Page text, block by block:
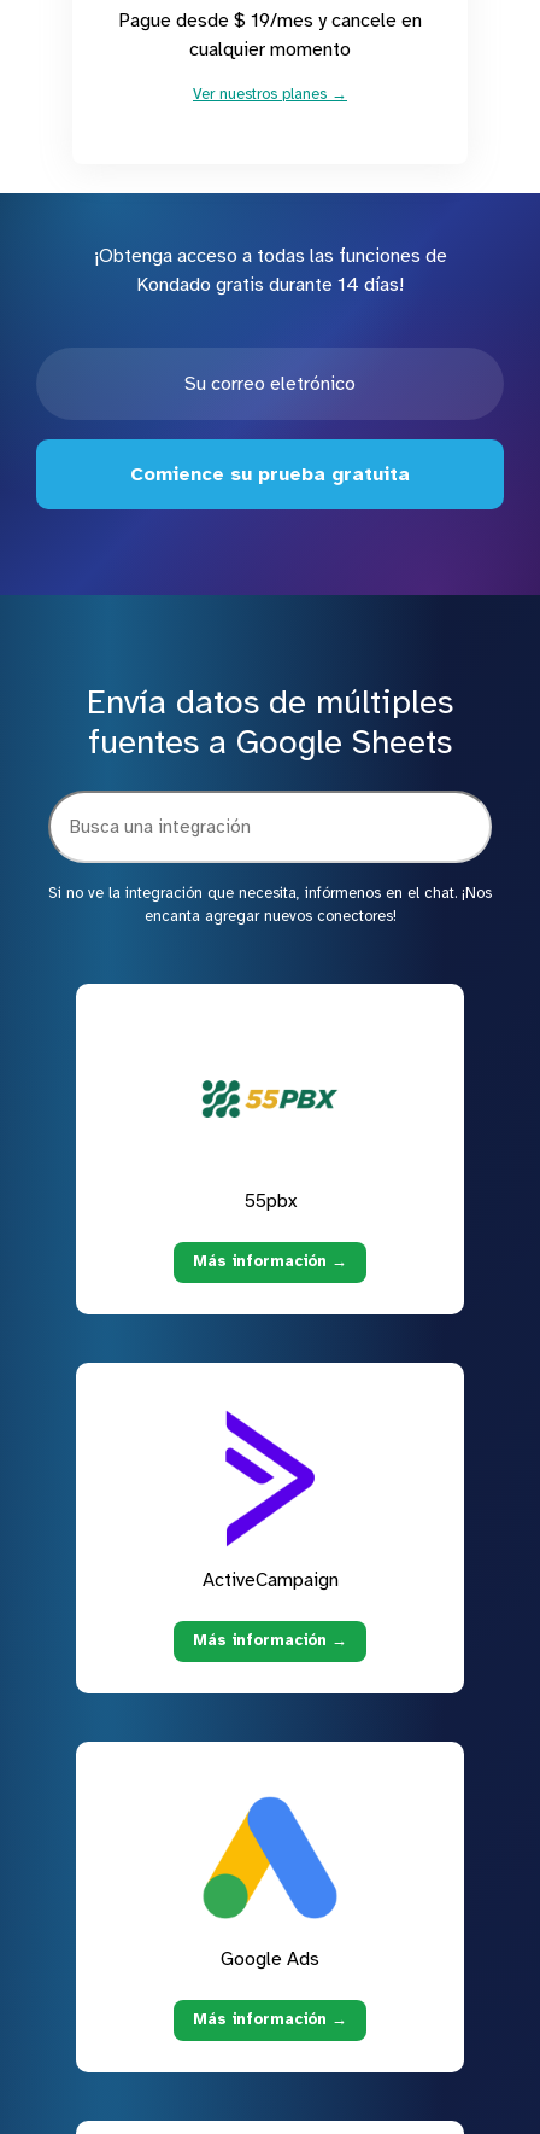
Pague desde $ 19/mes y cancele en
cualquier momento
Ver nuestros planes →
¡Obtenga acceso a todas las funciones de
Kondado gratis durante 14 días!
Comience su prueba gratuita
Envía datos de múltiples
fuentes a Google Sheets
Si no ve la integración que necesita, infórmenos en el chat. ¡Nos
encanta agregar nuevos conectores!
55pbx
Más información →
ActiveCampaign
Más información →
Google Ads
Más información →